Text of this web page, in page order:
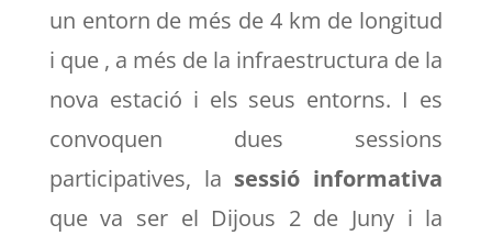
un entorn de més de 4 km de longitud
i que , a més de la infraestructura de la
nova estació i els seus entorns. I es
convoquen dues sessions
participatives, la sessió informativa
que va ser el Dijous 2 de Juny i la